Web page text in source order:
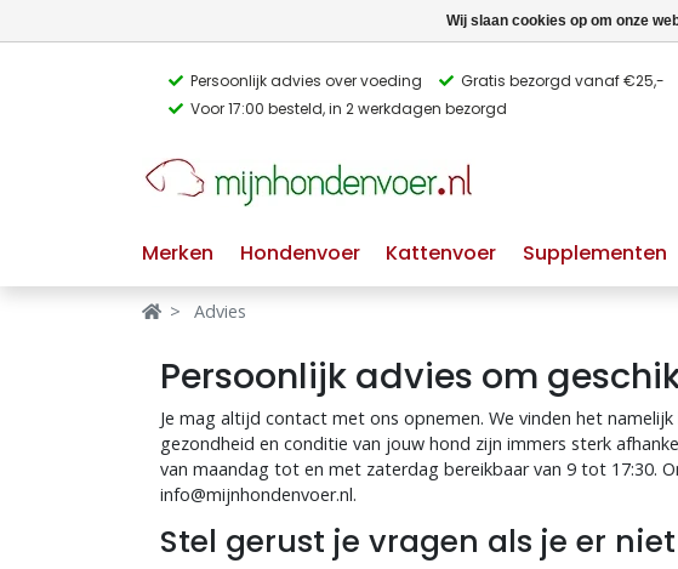
Persoonlijk advies over voeding
Gratis bezorgd vanaf €25,-
Voor 17:00 besteld, in 2 werkdagen bezorgd
Merken Hondenvoer Kattenvoer Supplementen
Verbergen
Hondenvoer
Supplementen
Waar ben je naar op zoek?
glutenvrij hondenvoer graanvrij hondenvoer huid &
Advies
Persoonlijk advies om
Je mag altijd contact met ons opnemen. We vinden het
gezondheid en conditie van jouw hond zijn immers sterk
van maandag tot en met zaterdag bereikbaar van 9 tot 17:30.
info@mijnhondenvoer.nl.
Stel gerust je vragen als je er
Wij slaan cookies op om onze